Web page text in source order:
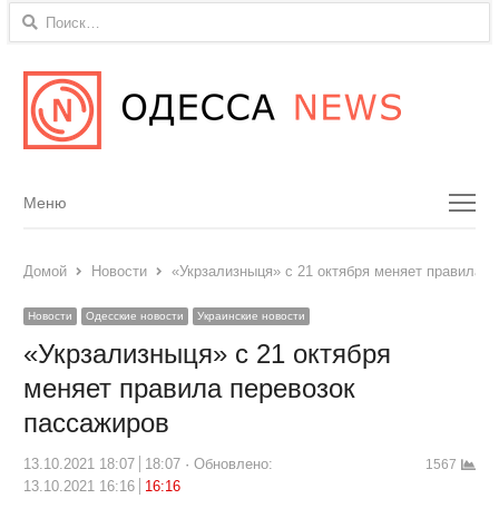
Найти:
Menu
Меню
Домой Новости «Укрзализныця» с 21 октября меняет правила
Новости Одесские новости Украинские новости
«Укрзализныця» с 21 октября
меняет правила перевозок
пассажиров
13.10.2021 18:07 18:07
Обновлено:
13.10.2021 16:16
16:16
1567